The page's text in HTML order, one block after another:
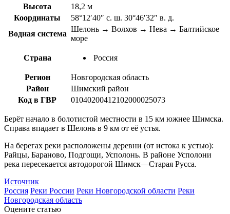
Высота
18,2 м
Координаты
58°12′40″ с. ш. 30°46′32″ в. д.
Водная система
Шелонь → Волхов → Нева → Балтийское
море
Страна Россия
Регион
Новгородская область
Район
Шимский район
Код в ГВР
01040200412102000025073
Берёт начало в болотистой местности в 15 км южнее Шимска.
Справа впадает в Шелонь в 9 км от её устья.
На берегах реки расположены деревни (от истока к устью):
Райцы, Бараново, Подгощи, Усполонь. В районе Усполони
река пересекается автодорогой Шимск—Старая Русса.
Источник
Россия Реки России Реки Новгородской области Реки
Новгородская область
Оцените статью